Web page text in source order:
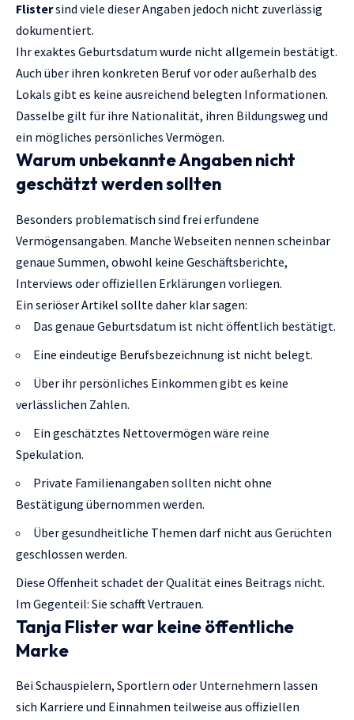
Flistersind viele dieser Angaben jedoch nicht zuverlässig
dokumentiert.
Ihr exaktes Geburtsdatum wurde nicht allgemein bestätigt.
Auch über ihren konkreten Beruf vor oder außerhalb des
Lokals gibt es keine ausreichend belegten Informationen.
Dasselbe gilt für ihre Nationalität, ihren Bildungsweg und
ein mögliches persönliches Vermögen.
Warum unbekannte Angaben nicht
geschätzt werden sollten
Besonders problematisch sind frei erfundene
Vermögensangaben. Manche Webseiten nennen scheinbar
genaue Summen, obwohl keine Geschäftsberichte,
Interviews oder offiziellen Erklärungen vorliegen.
Ein seriöser Artikel sollte daher klar sagen:
Das genaue Geburtsdatum ist nicht öffentlich bestätigt.
Eine eindeutige Berufsbezeichnung ist nicht belegt.
Über ihr persönliches Einkommen gibt es keine
verlässlichen Zahlen.
Ein geschätztes Nettovermögen wäre reine
Spekulation.
Private Familienangaben sollten nicht ohne
Bestätigung übernommen werden.
Über gesundheitliche Themen darf nicht aus Gerüchten
geschlossen werden.
Diese Offenheit schadet der Qualität eines Beitrags nicht.
Im Gegenteil: Sie schafft Vertrauen.
Tanja Flister war keine öffentliche
Marke
Bei Schauspielern, Sportlern oder Unternehmern lassen
sich Karriere und Einnahmen teilweise aus offiziellen